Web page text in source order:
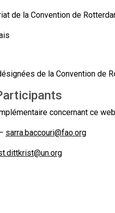
de la Convention de
de la Convention de
concernant ce
sarra.baccouri@fao.org